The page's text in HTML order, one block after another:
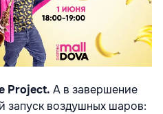
Project. А в завершение
запуск воздушных шаров: